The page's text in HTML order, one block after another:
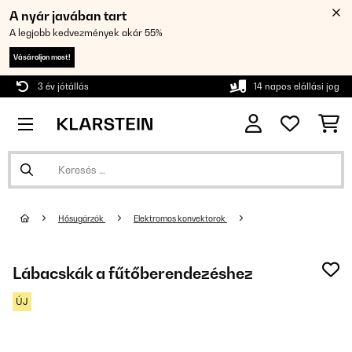
A nyár javában tart
A legjobb kedvezmények akár 55%
Vásároljon most!
3 év jótállás 14 napos elállási jog
Hősugárzók Elektromos konvektorok
Lábacskák a fűtőberendezéshez
ÚJ